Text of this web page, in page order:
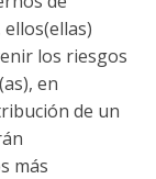
los riesgos
en
de un
más